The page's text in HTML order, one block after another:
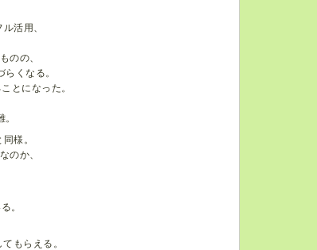
活用、
のの、
くなる。
とになった。
様。
のか、
。
もらえる。